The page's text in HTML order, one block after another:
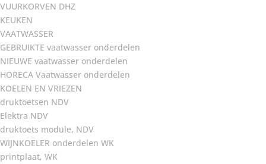
VUURKORVEN DHZ
KEUKEN
VAATWASSER
GEBRUIKTE vaatwasser onderdelen
NIEUWE vaatwasser onderdelen
HORECA Vaatwasser onderdelen
KOELEN EN VRIEZEN
druktoetsen NDV
Elektra NDV
druktoets module, NDV
WIJNKOELER onderdelen WK
printplaat, WK